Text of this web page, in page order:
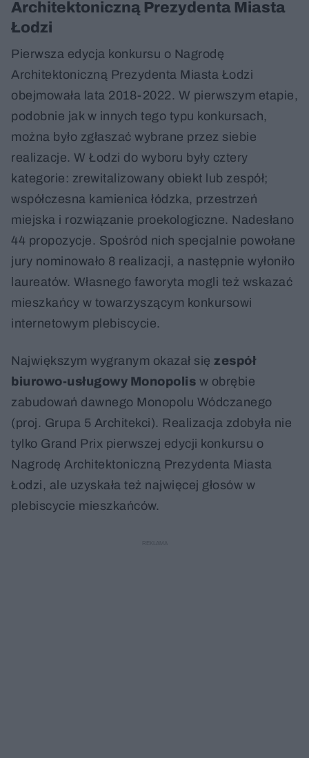
Architektoniczną Prezydenta Miasta
Łodzi
Pierwsza edycja konkursu o Nagrodę
Architektoniczną Prezydenta Miasta Łodzi
obejmowała lata 2018-2022. W pierwszym etapie,
podobnie jak w innych tego typu konkursach,
można było zgłaszać wybrane przez siebie
realizacje. W Łodzi do wyboru były cztery
kategorie: zrewitalizowany obiekt lub zespół;
współczesna kamienica łódzka, przestrzeń
miejska i rozwiązanie proekologiczne. Nadesłano
44 propozycje. Spośród nich specjalnie powołane
jury nominowało 8 realizacji, a następnie wyłoniło
laureatów. Własnego faworyta mogli też wskazać
mieszkańcy w towarzyszącym konkursowi
internetowym plebiscycie.
Największym wygranym okazał się zespół
biurowo-usługowy Monopolis w obrębie
zabudowań dawnego Monopolu Wódczanego
(proj. Grupa 5 Architekci). Realizacja zdobyła nie
tylko Grand Prix pierwszej edycji konkursu o
Nagrodę Architektoniczną Prezydenta Miasta
Łodzi, ale uzyskała też najwięcej głosów w
plebiscycie mieszkańców.